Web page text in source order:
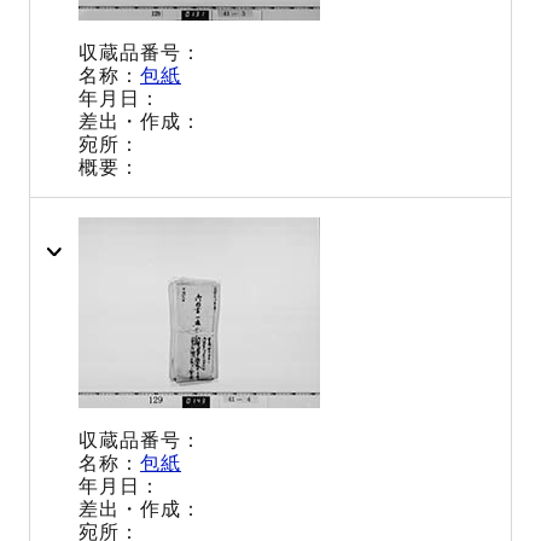
包紙
包紙